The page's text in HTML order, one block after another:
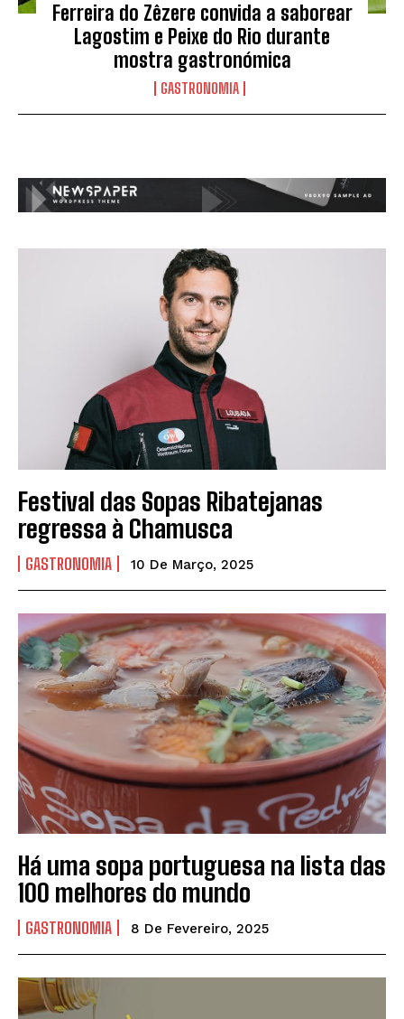
Ferreira do Zêzere convida a saborear
Lagostim e Peixe do Rio durante
mostra gastronómica
GASTRONOMIA
Festival das Sopas Ribatejanas
regressa à Chamusca
GASTRONOMIA 10 De Março, 2025
Há uma sopa portuguesa na lista das
100 melhores do mundo
GASTRONOMIA 8 De Fevereiro, 2025